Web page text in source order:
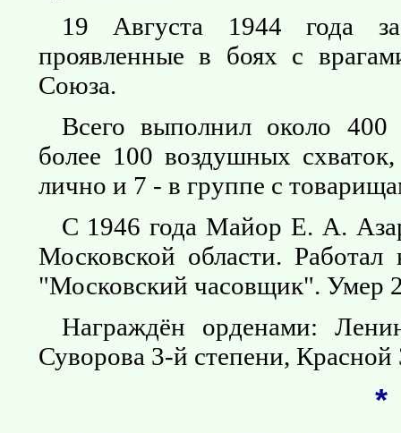
19 Августа 1944 года
проявленные в боях с
Союза.
Всего выполнил около
более 100 воздушных
лично и 7 - в группе с
С 1946 года Майор Е. А.
Московской области.
"Московский часовщик". Умер
Награждён орденами:
Суворова 3-й степени, Красной